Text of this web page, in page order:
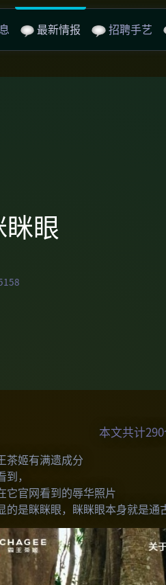
最新情报 招聘手艺
眼
本文共计
茶姬有满遗成分
，
它官网看到的辱华照片
的是眯眯眼，眯眯眼本身就是